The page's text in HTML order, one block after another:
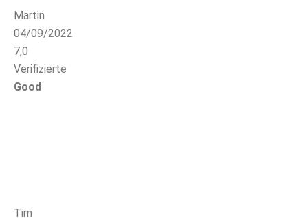
Martin
04/09/2022
7,0
Verifizierte
Good
Tim